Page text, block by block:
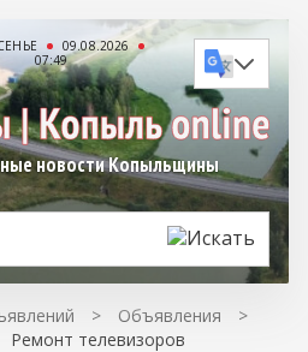
09.08.2026
07:49
новости Копыльщины
> Объявления
>
Ремонт телевизоров